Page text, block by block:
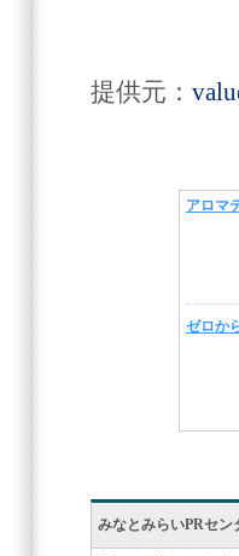
提供元：
みなとみらいPRセン